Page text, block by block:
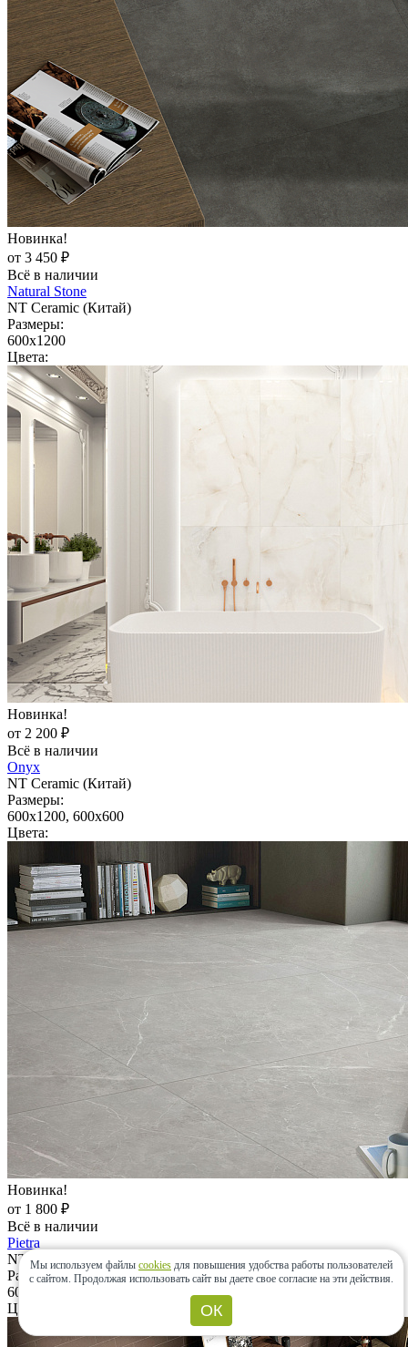
Новинка!
от 3 450 ₽
Всё в наличии
Natural Stone
NT Ceramic (Китай)
Размеры:
600x1200
Цвета:
Новинка!
от 2 200 ₽
Всё в наличии
Onyx
NT Ceramic (Китай)
Размеры:
600x1200, 600x600
Цвета:
Новинка!
от 1 800 ₽
Всё в наличии
Pietra
NT Ceramic (Китай)
Размеры:
600x1200, 600x600
Цвета:
Мы используем файлы cookies для повышения удобства работы пользователей
с сайтом. Продолжая использовать сайт вы даете свое согласие на эти действия.
ОК